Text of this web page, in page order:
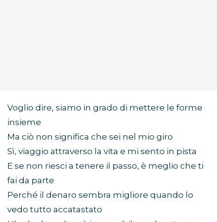
Voglio dire, siamo in grado di mettere le forme
insieme
Ma ciò non significa che sei nel mio giro
Sì, viaggio attraverso la vita e mi sento in pista
E se non riesci a tenere il passo, è meglio che ti
fai da parte
Perché il denaro sembra migliore quando lo
vedo tutto accatastato